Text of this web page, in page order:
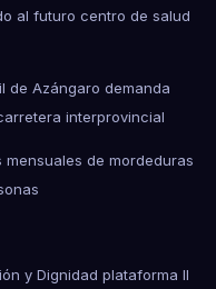
al futuro centro de salud
de Azángaro demanda
interprovincial
mensuales de mordeduras
y Dignidad plataforma II